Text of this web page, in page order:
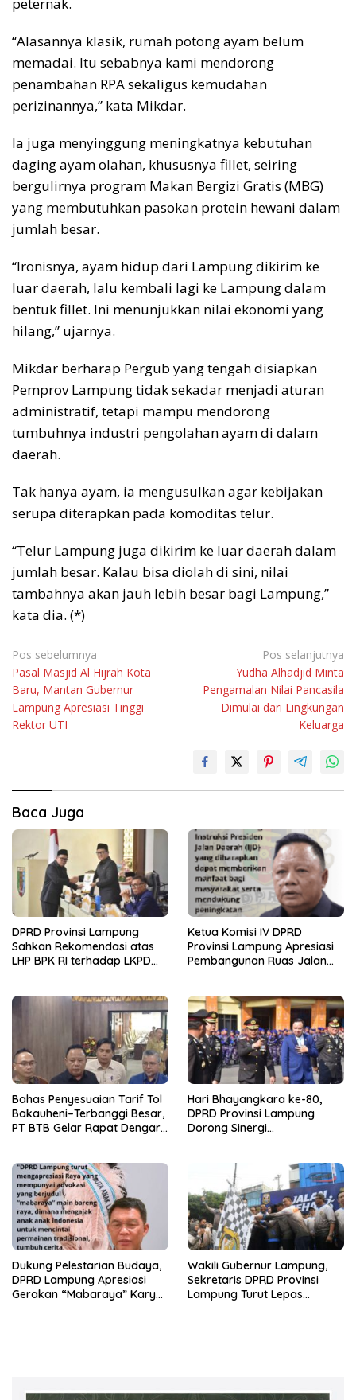
“Alasannya klasik, rumah potong ayam belum
memadai. Itu sebabnya kami mendorong
penambahan RPA sekaligus kemudahan
perizinannya,” kata Mikdar.
Ia juga menyinggung meningkatnya kebutuhan
daging ayam olahan, khususnya fillet, seiring
bergulirnya program Makan Bergizi Gratis (MBG)
yang membutuhkan pasokan protein hewani dalam
jumlah besar.
“Ironisnya, ayam hidup dari Lampung dikirim ke
luar daerah, lalu kembali lagi ke Lampung dalam
bentuk fillet. Ini menunjukkan nilai ekonomi yang
hilang,” ujarnya.
Mikdar berharap Pergub yang tengah disiapkan
Pemprov Lampung tidak sekadar menjadi aturan
administratif, tetapi mampu mendorong
tumbuhnya industri pengolahan ayam di dalam
daerah.
Tak hanya ayam, ia mengusulkan agar kebijakan
serupa diterapkan pada komoditas telur.
“Telur Lampung juga dikirim ke luar daerah dalam
jumlah besar. Kalau bisa diolah di sini, nilai
tambahnya akan jauh lebih besar bagi Lampung,”
kata dia. (*)
Navigasi
pos
Pos sebelumnya
Pasal Masjid Al Hijrah Kota
Baru, Mantan Gubernur
Lampung Apresiasi Tinggi
Rektor UTI
Pos selanjutnya
Yudha Alhadjid Minta
Pengamalan Nilai Pancasila
Dimulai dari Lingkungan
Keluarga
Baca Juga
DPRD Provinsi Lampung
Sahkan Rekomendasi atas
LHP BPK RI terhadap LKPD
2025
Ketua Komisi IV DPRD
Provinsi Lampung Apresiasi
Pembangunan Ruas Jalan
Bahas Penyesuaian Tarif Tol
Bakauheni–Terbanggi Besar,
PT BTB Gelar Rapat Dengar
Hari Bhayangkara ke-80,
DPRD Provinsi Lampung
Dorong Sinergi
Dukung Pelestarian Budaya,
DPRD Lampung Apresiasi
Gerakan “Mabaraya” Karya
Wakili Gubernur Lampung,
Sekretaris DPRD Provinsi
Lampung Turut Lepas